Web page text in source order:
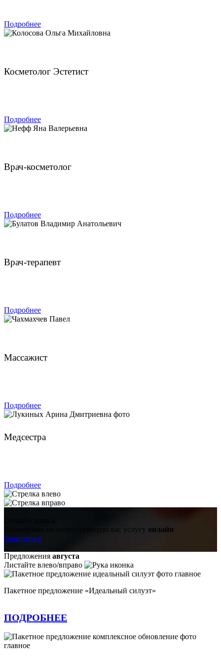
Подробнее
Косметолог Эстетист
Подробнее
Врач-косметолог
Подробнее
Врач-терапевт
Подробнее
Массажист
Подробнее
Медсестра
Подробнее
Запишитесь на интересующую вас услугу онлайн
Записаться
Предложения августа
Листайте влево/вправо
Пакетное предложение «Идеальный силуэт»
ПОДРОБНЕЕ